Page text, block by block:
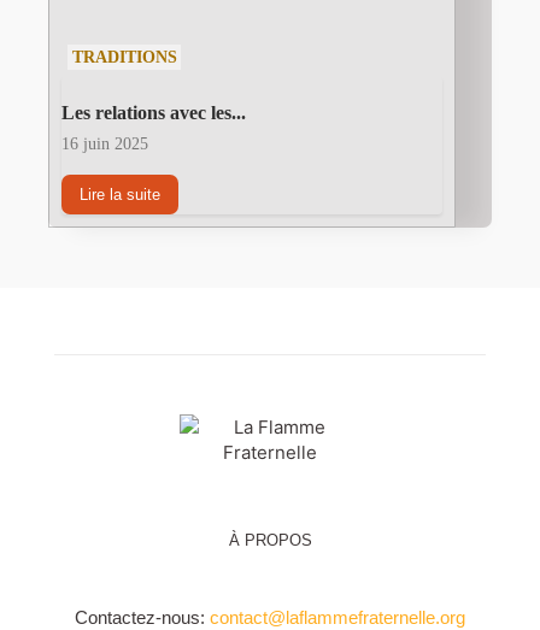
TRADITIONS
Les relations avec les...
16 juin 2025
Lire la suite
À PROPOS
Contactez-nous: contact@laflammefraternelle.org